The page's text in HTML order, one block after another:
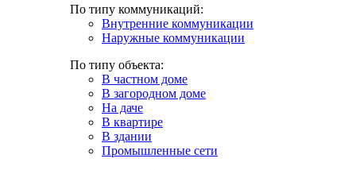
По типу коммуникаций:
Внутренние коммуникации
Наружные коммуникации
По типу объекта:
В частном доме
В загородном доме
На даче
В квартире
В здании
Промышленные сети